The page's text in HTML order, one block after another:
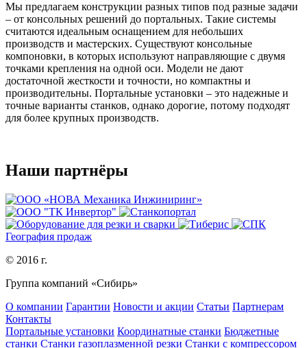
Мы предлагаем конструкции разных типов под разные задачи
– от консольных решений до портальных. Такие системы
считаются идеальным оснащением для небольших
производств и мастерских. Существуют консольные
компоновки, в которых используют направляющие с двумя
точками крепления на одной оси. Модели не дают
достаточной жесткости и точности, но компактны и
производительны. Портальные установки – это надежные и
точные варианты станков, однако дорогие, потому подходят
для более крупных производств.
Наши партнёры
География продаж
© 2016 г.
Группа компаний «Сибирь»
О компании Гарантии Новости и акции Статьи Партнерам
Контакты
Портальные установки Координатные станки Бюджетные
станки Станки газоплазменной резки Станки с компрессором